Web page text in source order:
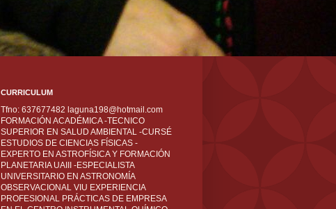
CURRICULUM
Tfno: 637677482 laguna198@hotmail.com
FORMACIÓN ACADÉMICA -TECNICO
SUPERIOR EN SALUD AMBIENTAL -CURSÉ
ESTUDIOS DE CIENCIAS FÍSICAS -
EXPERTO EN ASTROFÍSICA Y FORMACIÓN
PLANETARIA UAIII -ESPECIALISTA
UNIVERSITARIO EN ASTRONOMÍA
OBSERVACIONAL VIU EXPERIENCIA
PROFESIONAL PRÁCTICAS DE EMPRESA